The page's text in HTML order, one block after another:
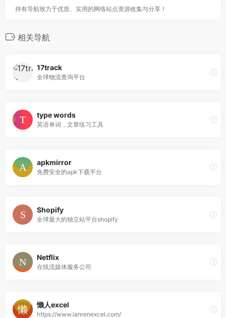
持有导航致力于优质、实用的网络站点资源收集与分享！
相关导航
17track
全球物流查询平台
type words
英语单词，文章练习工具
apkmirror
免费安全的apk下载平台
Shopify
全球最大的独立站平台shopify
Netflix
在线流媒体服务公司
懒人excel
https://www.lanrenexcel.com/